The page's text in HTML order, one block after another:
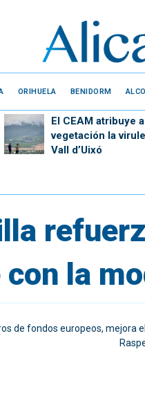
ORIHUELA BENIDORM
El CEAM atribuye
vegetación la
Vall d’Uixó
la
de fondos europeos,